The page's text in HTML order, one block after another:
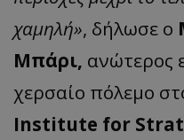
χαμηλή», δήλωσε ο
Μπάρι, ανώτερος
χερσαίο πόλεμο
Institute for